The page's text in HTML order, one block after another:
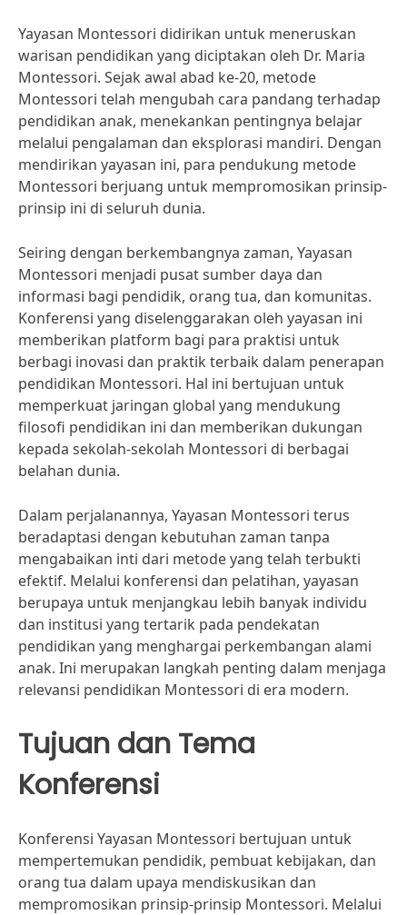
Yayasan Montessori didirikan untuk meneruskan
warisan pendidikan yang diciptakan oleh Dr. Maria
Montessori. Sejak awal abad ke-20, metode
Montessori telah mengubah cara pandang terhadap
pendidikan anak, menekankan pentingnya belajar
melalui pengalaman dan eksplorasi mandiri. Dengan
mendirikan yayasan ini, para pendukung metode
Montessori berjuang untuk mempromosikan prinsip-
prinsip ini di seluruh dunia.
Seiring dengan berkembangnya zaman, Yayasan
Montessori menjadi pusat sumber daya dan
informasi bagi pendidik, orang tua, dan komunitas.
Konferensi yang diselenggarakan oleh yayasan ini
memberikan platform bagi para praktisi untuk
berbagi inovasi dan praktik terbaik dalam penerapan
pendidikan Montessori. Hal ini bertujuan untuk
memperkuat jaringan global yang mendukung
filosofi pendidikan ini dan memberikan dukungan
kepada sekolah-sekolah Montessori di berbagai
belahan dunia.
Dalam perjalanannya, Yayasan Montessori terus
beradaptasi dengan kebutuhan zaman tanpa
mengabaikan inti dari metode yang telah terbukti
efektif. Melalui konferensi dan pelatihan, yayasan
berupaya untuk menjangkau lebih banyak individu
dan institusi yang tertarik pada pendekatan
pendidikan yang menghargai perkembangan alami
anak. Ini merupakan langkah penting dalam menjaga
relevansi pendidikan Montessori di era modern.
Tujuan dan Tema
Konferensi
Konferensi Yayasan Montessori bertujuan untuk
mempertemukan pendidik, pembuat kebijakan, dan
orang tua dalam upaya mendiskusikan dan
mempromosikan prinsip-prinsip Montessori. Melalui